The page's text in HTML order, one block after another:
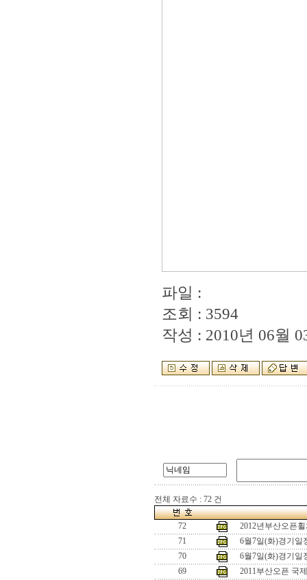
파일 :
조회 : 3594
작성 : 2010년 06월
전체 자료수 : 72 건
72
2012년부산오픈
71
6월7일(화)경기일
70
6월7일(화)경기일
69
2011부산오픈 국